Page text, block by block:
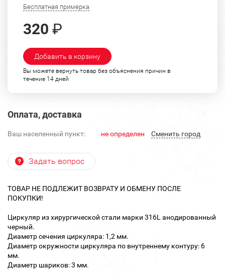
Бесплатная примерка
320 ₽
Добавить в корзину
Вы можете вернуть товар без объяснения причин в
течение 14 дней
Оплата, доставка
Ваш населенный пункт: не определен Cменить город
Задать вопрос
ТОВАР НЕ ПОДЛЕЖИТ ВОЗВРАТУ И ОБМЕНУ ПОСЛЕ
ПОКУПКИ!
Циркуляр из хирургической стали марки 316L анодированный
черный.
Диаметр сечения циркуляра: 1,2 мм.
Диаметр окружности циркуляра по внутреннему контуру: 6
мм.
Диаметр шариков: 3 мм.